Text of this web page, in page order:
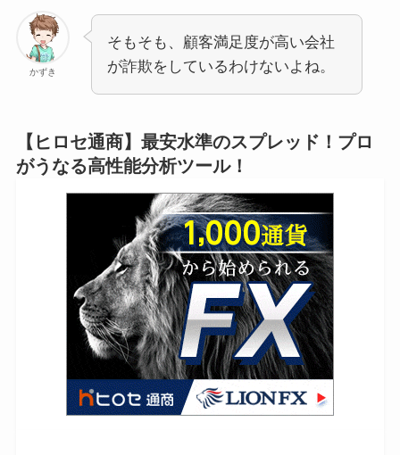
かずき
そもそも、顧客満足度が高い会社
が詐欺をしているわけないよね。
【ヒロセ通商】最安水準のスプレッド！プロ
がうなる高性能分析ツール！